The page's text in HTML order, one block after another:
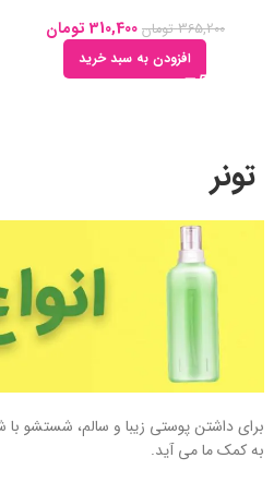
365,200 تومان 310,400 تومان
افزودن به سبد خرید
تونر
برای داشتن پوستی زیبا و سالم، شستشو
به کمک ما می آید.